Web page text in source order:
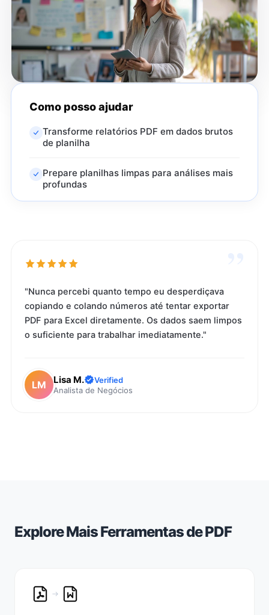
Como posso ajudar
Transforme relatórios PDF em dados brutos
de planilha
Prepare planilhas limpas para análises mais
profundas
"Nunca percebi quanto tempo eu desperdiçava
copiando e colando números até tentar exportar
PDF para Excel diretamente. Os dados saem limpos
o suficiente para trabalhar imediatamente."
LM Lisa M.
Verified
Analista de Negócios
Explore Mais Ferramentas de PDF